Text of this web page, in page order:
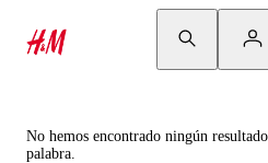
No hemos encontrado ningún
palabra.